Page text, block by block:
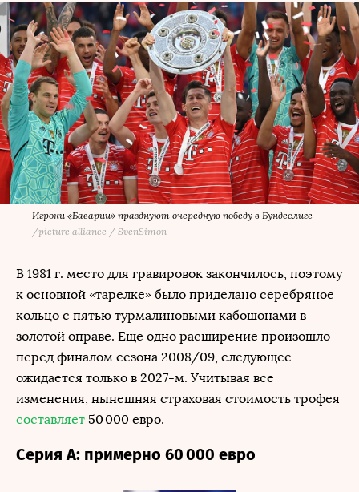
Игроки «Баварии» празднуют очередную победу в Бундеслиге
/picture alliance / SvenSimon
В 1981 г. место для гравировок закончилось, поэтому
к основной «тарелке» было приделано серебряное
кольцо с пятью турмалиновыми кабошонами в
золотой оправе. Еще одно расширение произошло
перед финалом сезона 2008/09, следующее
ожидается только в 2027-м. Учитывая все
изменения, нынешняя страховая стоимость трофея
составляет 50 000 евро.
Серия А: примерно 60 000 евро